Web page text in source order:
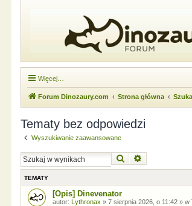
Więcej…
Forum Dinozaury.com Strona główna
Tematy bez odpowiedzi
Wyszukiwanie zaawansowane
Szukaj
TEMATY
[Opis] Dinevenator
autor: Lythronax » 7 sierpnia 2026, o 11:42 » w